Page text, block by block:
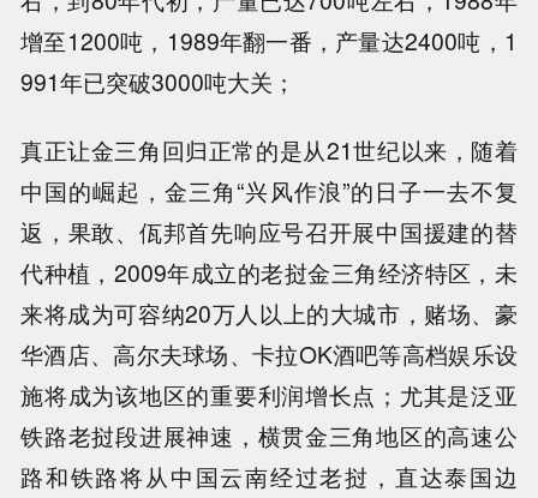
增至1200吨，1989年翻一番，产量达2400吨，1
991年已突破3000吨大关；
真正让金三角回归正常的是从21世纪以来，随着
中国的崛起，金三角“兴风作浪”的日子一去不复
返，果敢、佤邦首先响应号召开展中国援建的替
代种植，2009年成立的老挝金三角经济特区，未
来将成为可容纳20万人以上的大城市，赌场、豪
华酒店、高尔夫球场、卡拉OK酒吧等高档娱乐设
施将成为该地区的重要利润增长点；尤其是泛亚
铁路老挝段进展神速，横贯金三角地区的高速公
路和铁路将从中国云南经过老挝，直达泰国边